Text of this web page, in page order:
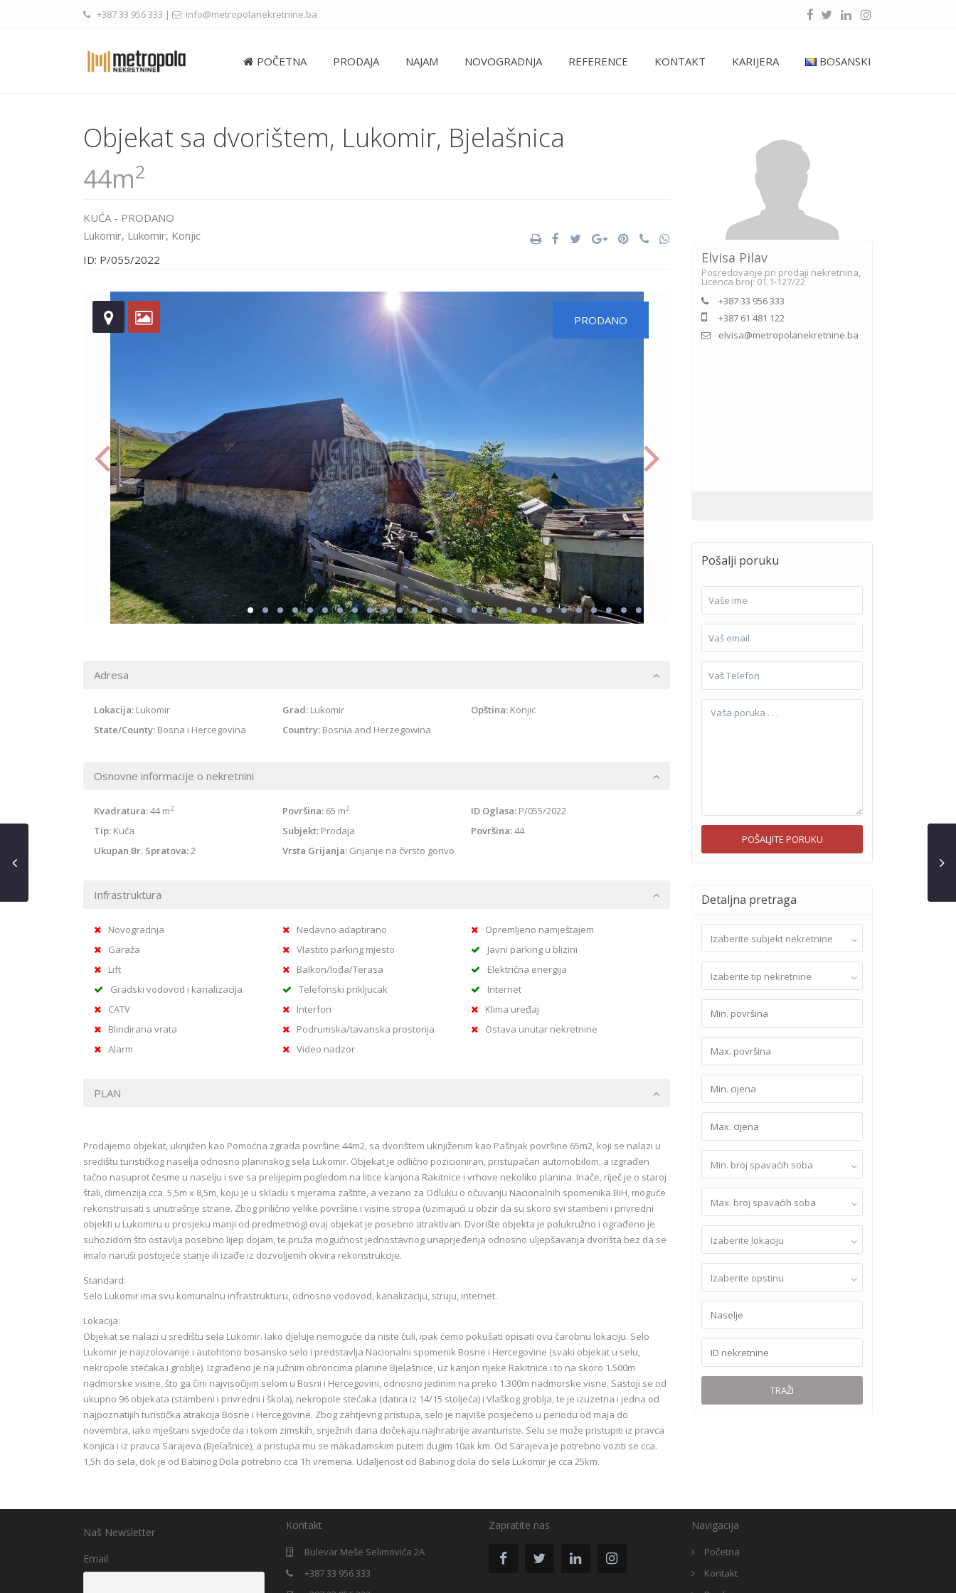
+387 33 956 333 | info@metropolanekretnine.ba
POČETNA PRODAJA NAJAM NOVOGRADNJA REFERENCE KONTAKT KARIJERA BOSANSKI
Objekat sa dvorištem, Lukomir, Bjelašnica
44m2
KUĆA- PRODANO
Lukomir, Lukomir, Konjic
ID: P/055/2022
PRODANO
Adresa
Lokacija: Lukomir Grad: Lukomir Opština: Konjic
State/County: Bosna i Hercegovina Country:Bosnia and Herzegowina
Osnovne informacije o nekretnini
Kvadratura:44 m2 Površina:65 m2 ID Oglasa:P/055/2022
Tip: Kuća Subjekt:Prodaja Površina:44
Ukupan Br. Spratova:2 Vrsta Grijanja:Grijanje na čvrsto gorivo
Infrastruktura
Novogradnja Nedavno adaptirano
Opremljeno namještajem
Garaža
Vlastito parking mjesto
Javni parking u blizini
Lift
Balkon/lođa/Terasa
Električna energija
Gradski vodovod i kanalizacija
Telefonski prikljucak
Internet
CATV
Interfon
Klima uređaj
Blindirana vrata
Podrumska/tavanska prostorija
Ostava unutar nekretnine
Alarm
Video nadzor
PLAN
Prodajemo objekat, uknjižen kao Pomoćna zgrada površine 44m2, sa dvorištem uknjiženim kao Pašnjak površine 65m2, koji se nalazi u
središtu turističkog naselja odnosno planinskog sela Lukomir. Objekat je odlično pozicioniran, pristupačan automobilom, a izgrađen
tačno nasuprot česme u naselju i sve sa prelijepim pogledom na litice kanjona Rakitnice i vrhove nekoliko planina. Inače, riječ je o staroj
štali, dimenzija cca. 5,5m x 8,5m, koju je u skladu s mjerama zaštite, a vezano za Odluku o očuvanju Nacionalnih spomenika BiH, moguće
rekonstruisati s unutrašnje strane. Zbog prilično velike površine i visine stropa (uzimajući u obzir da su skoro svi stambeni i privredni
objekti u Lukomiru u prosjeku manji od predmetnog) ovaj objekat je posebno atraktivan. Dvorište objekta je polukružno i ograđeno je
suhozidom što ostavlja posebno lijep dojam, te pruža mogućnost jednostavnog unaprjeđenja odnosno uljepšavanja dvorišta bez da se
imalo naruši postojeće stanje ili izađe iz dozvoljenih okvira rekonstrukcije.
Standard:
Selo Lukomir ima svu komunalnu infrastrukturu, odnosno vodovod, kanalizaciju, struju, internet.
Lokacija:
Objekat se nalazi u središtu sela Lukomir. Iako djeluje nemoguće da niste čuli, ipak ćemo pokušati opisati ovu čarobnu lokaciju. Selo
Lukomir je najizolovanije i autohtono bosansko selo i predstavlja Nacionalni spomenik Bosne i Hercegovine (svaki objekat u selu,
nekropole stećaka i groblje). Izgrađeno je na južnim obroncima planine Bjelašnice, uz kanjon rijeke Rakitnice i to na skoro 1.500m
nadmorske visine, što ga čini najvisočijim selom u Bosni i Hercegovini, odnosno jedinim na preko 1.300m nadmorske visne. Sastoji se od
ukupno 96 objekata (stambeni i privredni i škola), nekropole stećaka (datira iz 14/15 stoljeća) i Vlaškog groblja, te je izuzetna i jedna od
najpoznatijih turistička atrakcija Bosne i Hercegovine. Zbog zahtjevng pristupa, selo je najviše posjećeno u periodu od maja do
novembra, iako mještani svjedoče da i tokom zimskih, snježnih dana dočekaju najhrabrije avanturiste. Selu se može pristupiti iz pravca
Konjica i iz pravca Sarajeva (Bjelašnice), a pristupa mu se makadamskim putem dugim 10ak km. Od Sarajeva je potrebno voziti se cca.
1,5h do sela, dok je od Babinog Dola potrebno cca 1h vremena. Udaljenost od Babinog dola do sela Lukomir je cca 25km.
Elvisa Pilav
Posredovanje pri prodaji nekretnina,
Licenca broj: 01.1-127/22
+387 33 956 333
+387 61 481 122
elvisa@metropolanekretnine.ba
Pošalji poruku
Detaljna pretraga
Izaberite subjekt nekretnine
Izaberite tip nekretnine
Min. broj spavaćih soba
Max. broj spavaćih soba
Izaberite lokaciju
Izaberite opstinu
TRAŽI
Naš Newsletter
Email
Kontakt
Bulevar Meše Selimovića 2A
+387 33 956 333
Zapratite nas Navigacija
Početna
Kontakt